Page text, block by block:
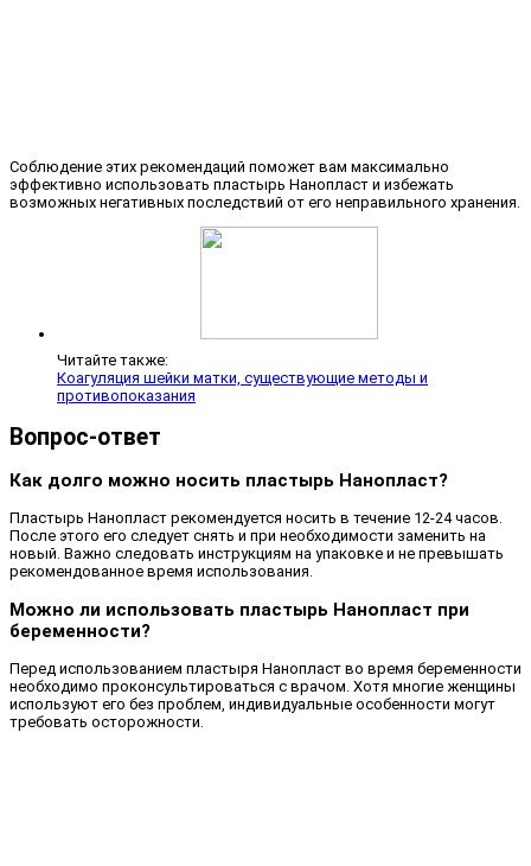
Соблюдение этих рекомендаций поможет вам максимально
эффективно использовать пластырь Нанопласт и избежать
возможных негативных последствий от его неправильного хранения.
Читайте также:
Коагуляция шейки матки, существующие методы и
противопоказания
Вопрос-ответ
Как долго можно носить пластырь Нанопласт?
Пластырь Нанопласт рекомендуется носить в течение 12-24 часов.
После этого его следует снять и при необходимости заменить на
новый. Важно следовать инструкциям на упаковке и не превышать
рекомендованное время использования.
Можно ли использовать пластырь Нанопласт при
беременности?
Перед использованием пластыря Нанопласт во время беременности
необходимо проконсультироваться с врачом. Хотя многие женщины
используют его без проблем, индивидуальные особенности могут
требовать осторожности.